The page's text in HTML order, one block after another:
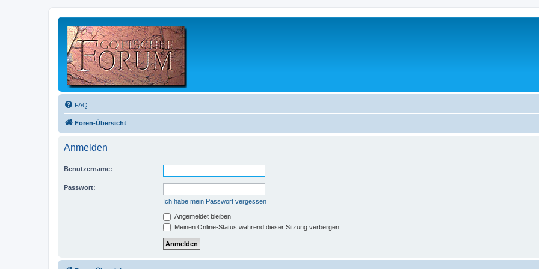
FAQ
Foren-Übersicht
Anmelden
Benutzername:
Passwort:
Ich habe mein Passwort vergessen
Angemeldet bleiben
Meinen Online-Status während dieser Sitzung verbergen